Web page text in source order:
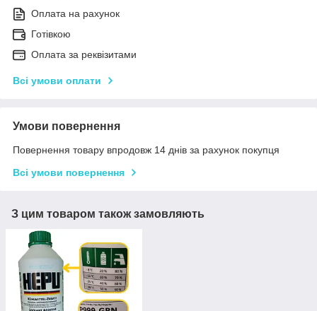
Оплата на рахунок
Готівкою
Оплата за реквізитами
Всі умови оплати
Умови повернення
Повернення товару впродовж 14 днів за рахунок покупця
Всі умови повернення
З цим товаром також замовляють